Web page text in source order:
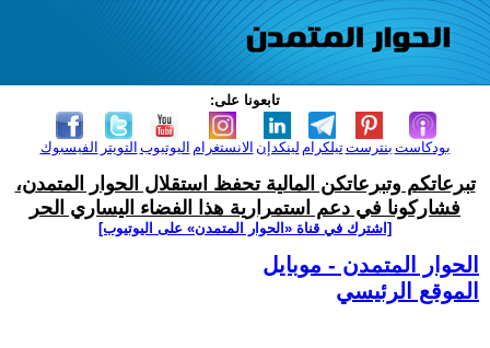
تابعونا على:
الفيسبوك التويتر اليوتيوب الانستغرام لينكدإن تيلكرامبنترست بودكاست
تبرعاتكم وتبرعاتكن المالية تحفظ استقلال الحوار المتمدن،
فشاركونا في دعم استمرارية هذا الفضاء اليساري الحر
[اشترك في قناة ‫«الحوار المتمدن» على اليوتيوب]
الحوار المتمدن - موبايل
الموقع الرئيسي